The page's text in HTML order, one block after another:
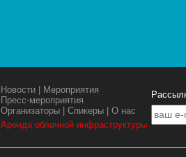
Новости | Мероприятия
Пресс-мероприятия
Организаторы |Спикеры |О нас
Аренда облачной инфраструктуры